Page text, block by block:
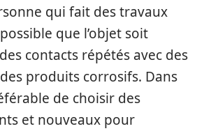
qui fait des travaux
que l’objet soit
contacts répétés avec des
produits corrosifs. Dans
de choisir des
et nouveaux pour